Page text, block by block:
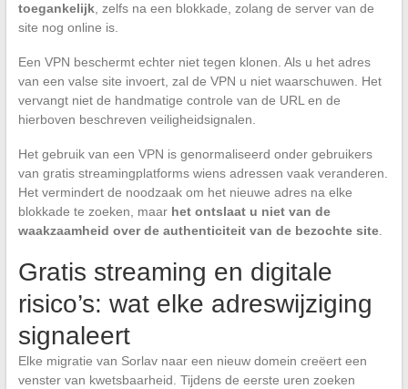
toegankelijk, zelfs na een blokkade, zolang de server van de
site nog online is.
Een VPN beschermt echter niet tegen klonen. Als u het adres
van een valse site invoert, zal de VPN u niet waarschuwen. Het
vervangt niet de handmatige controle van de URL en de
hierboven beschreven veiligheidsignalen.
Het gebruik van een VPN is genormaliseerd onder gebruikers
van gratis streamingplatforms wiens adressen vaak veranderen.
Het vermindert de noodzaak om het nieuwe adres na elke
blokkade te zoeken, maar het ontslaat u niet van de
waakzaamheid over de authenticiteit van de bezochte site.
Gratis streaming en digitale
risico’s: wat elke adreswijziging
signaleert
Elke migratie van Sorlav naar een nieuw domein creëert een
venster van kwetsbaarheid. Tijdens de eerste uren zoeken